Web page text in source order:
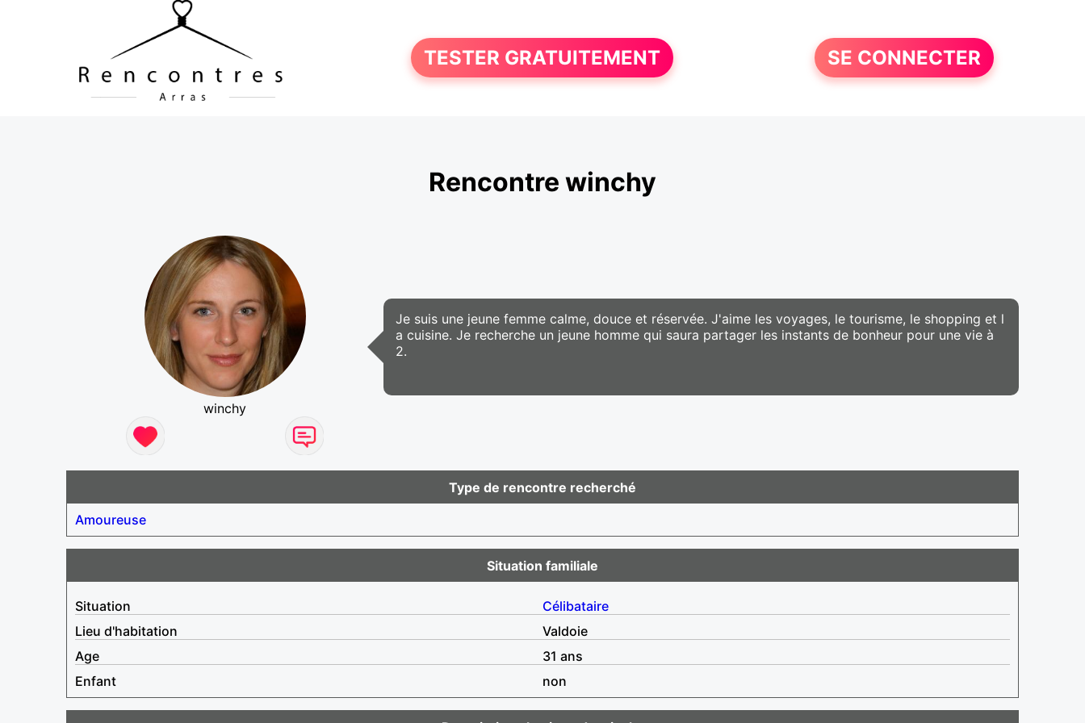
TESTER GRATUITEMENT SE CONNECTER
Rencontre winchy
winchy
Je suis une jeune femme calme, douce et réservée. J'aime les voyages, le tourisme, le shopping et l
a cuisine. Je recherche un jeune homme qui saura partager les instants de bonheur pour une vie à
2.
Type de rencontre recherché
Amoureuse
Situation familiale
Situation
Célibataire
Lieu d'habitation
Valdoie
Age
31 ans
Enfant
non